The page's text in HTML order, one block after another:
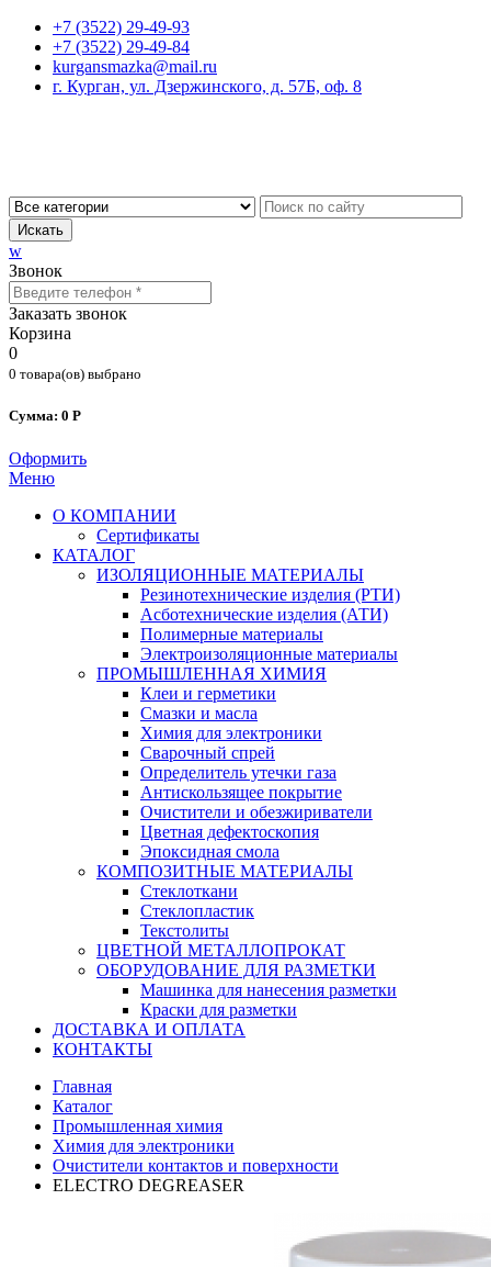
+7 (3522) 29-49-93
+7 (3522) 29-49-84
kurgansmazka@mail.ru
г. Курган, ул. Дзержинского, д. 57Б, оф. 8
Искать
w
Звонок
Заказать звонок
Корзина
0
0 товара(ов) выбрано
Сумма: 0 Р
Оформить
Меню
О КОМПАНИИ
Сертификаты
КАТАЛОГ
ИЗОЛЯЦИОННЫЕ МАТЕРИАЛЫ
Резинотехнические изделия (РТИ)
Асботехнические изделия (АТИ)
Полимерные материалы
Электроизоляционные материалы
ПРОМЫШЛЕННАЯ ХИМИЯ
Клеи и герметики
Смазки и масла
Химия для электроники
Сварочный спрей
Определитель утечки газа
Антискользящее покрытие
Очистители и обезжириватели
Цветная дефектоскопия
Эпоксидная смола
КОМПОЗИТНЫЕ МАТЕРИАЛЫ
Стеклоткани
Стеклопластик
Текстолиты
ЦВЕТНОЙ МЕТАЛЛОПРОКАТ
ОБОРУДОВАНИЕ ДЛЯ РАЗМЕТКИ
Машинка для нанесения разметки
Краски для разметки
ДОСТАВКА И ОПЛАТА
КОНТАКТЫ
Главная
Каталог
Промышленная химия
Химия для электроники
Очистители контактов и поверхности
ELECTRO DEGREASER